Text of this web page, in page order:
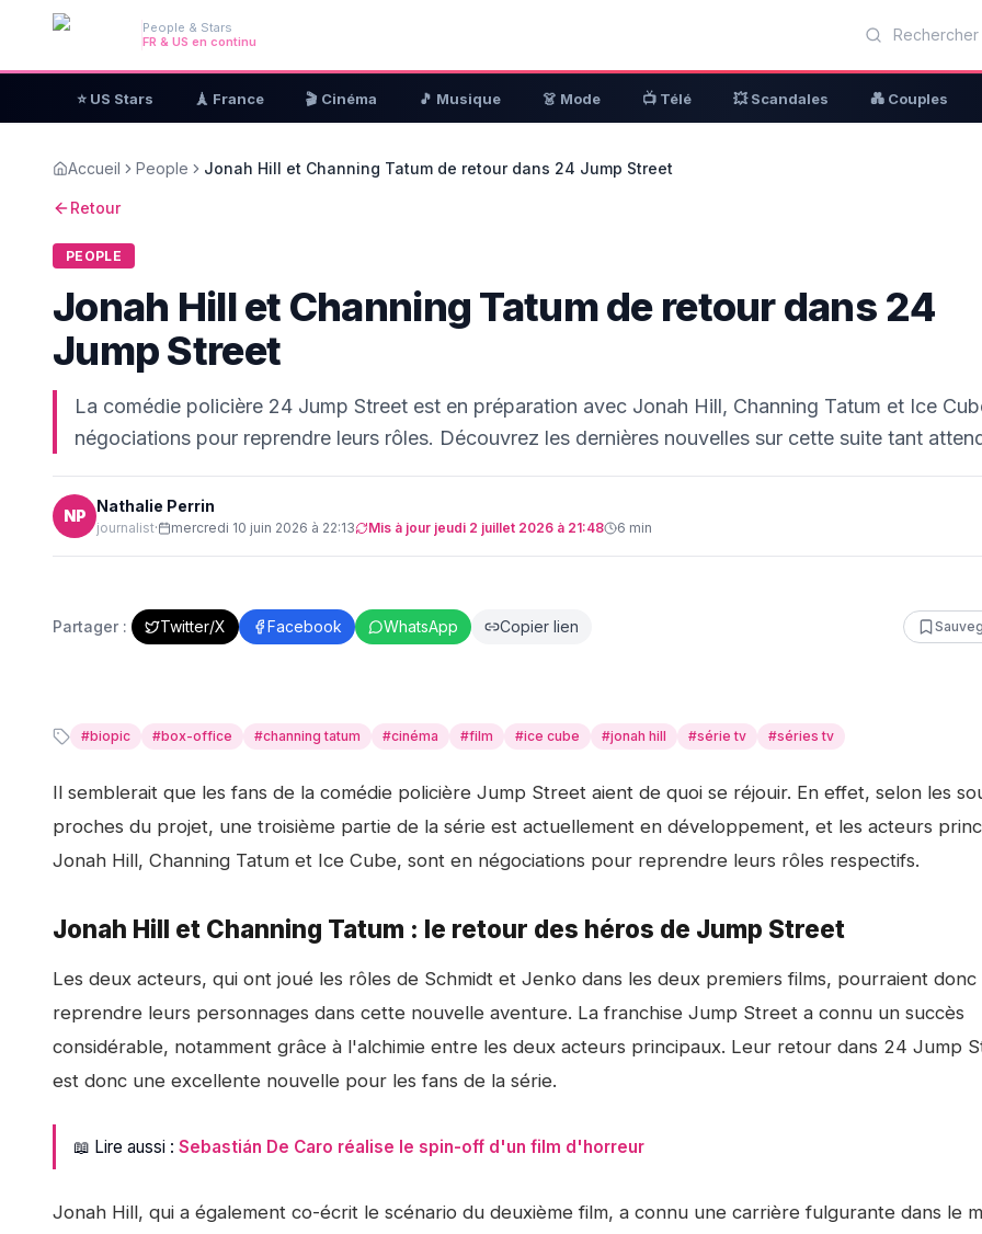
People & Stars
FR & US en continu
⭐ US Stars 🗼 France 🎬 Cinéma 🎵 Musique 👗 Mode 📺 Télé 💥 Scandales 💑 Couples
Accueil People Jonah Hill et Channing Tatum de retour dans 24 Jump Street
Retour
PEOPLE
Jonah Hill et Channing Tatum de retour dans 24
Jump Street
La comédie policière 24 Jump Street est en préparation avec Jonah Hill, Channing Tatum et Ice
négociations pour reprendre leurs rôles. Découvrez les dernières nouvelles sur cette suite tant
NP
Nathalie Perrin
journalist· mercredi 10 juin 2026 à 22:13 Mis à jour jeudi 2 juillet 2026 à 21:48 6 min
Partager : Twitter/X Facebook WhatsApp Copier lien
#biopic #box-office #channing tatum #cinéma #film #ice cube #jonah hill #série tv #séries tv
Il semblerait que les fans de la comédie policière Jump Street aient de quoi se réjouir. En effet, selon les
proches du projet, une troisième partie de la série est actuellement en développement, et les acteurs
Jonah Hill, Channing Tatum et Ice Cube, sont en négociations pour reprendre leurs rôles respectifs.
Jonah Hill et Channing Tatum : le retour des héros de Jump Street
Les deux acteurs, qui ont joué les rôles de Schmidt et Jenko dans les deux premiers films, pourraient donc
reprendre leurs personnages dans cette nouvelle aventure. La franchise Jump Street a connu un succès
considérable, notamment grâce à l'alchimie entre les deux acteurs principaux. Leur retour dans 24 Jump
est donc une excellente nouvelle pour les fans de la série.
📖 Lire aussi : Sebastián De Caro réalise le spin-off d'un film d'horreur
Jonah Hill, qui a également co-écrit le scénario du deuxième film, a connu une carrière fulgurante dans le